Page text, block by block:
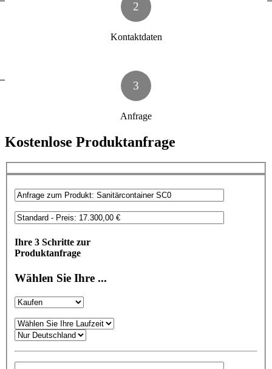
2
Kontaktdaten
3
Anfrage
Kostenlose Produktanfrage
Ihre 3 Schritte zur
Produktanfrage
Wählen Sie Ihre ...